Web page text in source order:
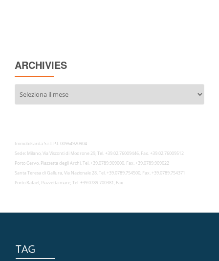
ARCHIVIES
Immobilsarda S.r.l. P.I. 00964920904
Sede: Milano, Via Visconti di Modrone 29, Tel. +39.02.76009446, Fax. +39.02.76009512
Porto Cervo, Piazzetta degli Archi, Tel. +39.0789.909000, Fax. +39.0789.909022
Santa Teresa di Gallura, Via Nazionale 28, Tel. +39.0789.754500, Fax. +39.0789.754371
Porto Rafael, Piazzetta mare, Tel. +39.0789.700381, Fax.
TAG